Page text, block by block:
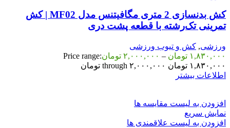
کش بدنسازی 2 متری مگافیتنس مدل MF02 | کش
تمرینی تک‌رشته با قطعه پشت دری
ورزشی, کش و تیوب ورزشی
۱,۸۳۰,۰۰۰ تومان – ۲,۰۰۰,۰۰۰ تومانPrice range:
۱,۸۳۰,۰۰۰ تومان through ۲,۰۰۰,۰۰۰ تومان
اطلاعات بیشتر
افزودن به لیست مقایسه ها
نمایش سریع
افزودن به لیست علاقمندی ها